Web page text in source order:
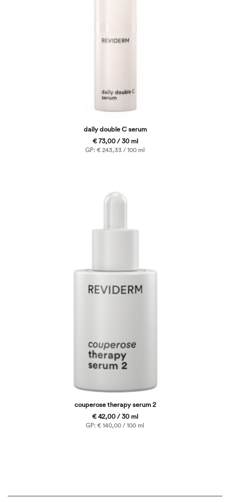
daily double C serum
€ 73,00 / 30 ml
GP: € 243,33 / 100 ml
couperose therapy serum 2
€ 42,00 / 30 ml
GP: € 140,00 / 100 ml